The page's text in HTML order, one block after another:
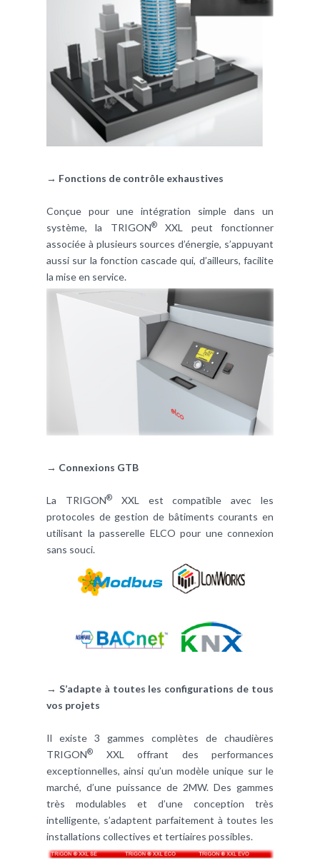
→ Fonctions de contrôle exhaustives
Conçue pour une intégration simple dans un
système, la TRIGON®XXL peut fonctionner
associée à plusieurs sources d’énergie, s’appuyant
aussi sur la fonction cascade qui, d’ailleurs, facilite
la mise en service.
→ Connexions GTB
La TRIGON®XXL est compatible avec les
protocoles de gestion de bâtiments courants en
utilisant la passerelle ELCO pour une connexion
sans souci.
→ S’adapte à toutes les configurations de tous
vos projets
Il existe 3 gammes complètes de chaudières
TRIGON®
XXL offrant des performances
exceptionnelles, ainsi qu’un modèle unique sur le
marché, d’une puissance de 2MW. Des gammes
très modulables et d’une conception très
intelligente, s’adaptent parfaitement à toutes les
installations collectives et tertiaires possibles.